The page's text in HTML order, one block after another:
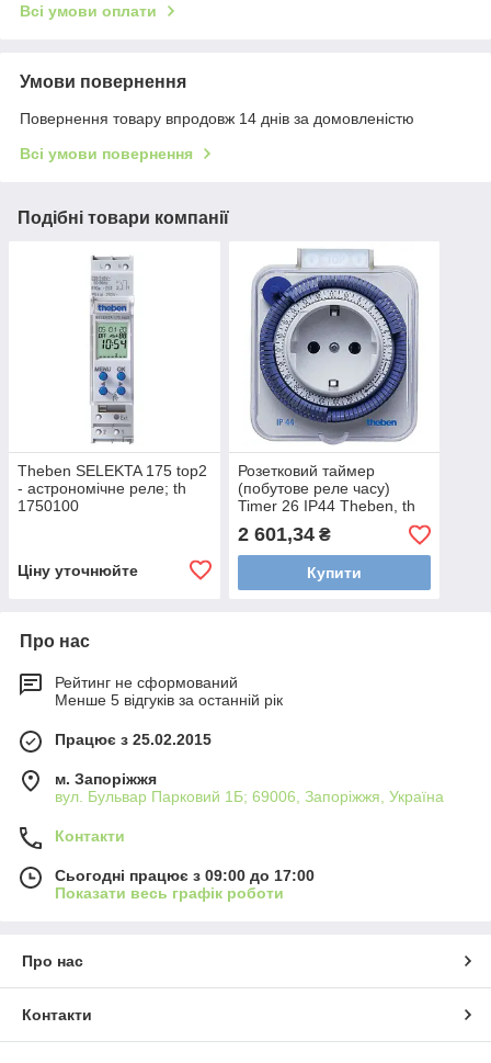
Всі умови оплати
Умови повернення
Повернення товару впродовж 14 днів за домовленістю
Всі умови повернення
Подібні товари компанії
Theben SELEKTA 175 top2
- астрономічне реле; th
1750100
Ціну уточнюйте
Розетковий таймер
(побутове реле часу)
Timer 26 IP44 Theben, th
0260855
2 601,34₴
Купити
Про нас
Рейтинг не сформований
Менше 5 відгуків за останній рік
Працює з 25.02.2015
м. Запоріжжя
вул. Бульвар Парковий 1Б; 69006, Запоріжжя, Україна
Контакти
Сьогодні працює з 09:00 до 17:00
Показати весь графік роботи
Про нас
Контакти